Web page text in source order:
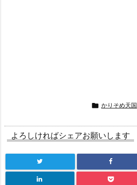
 かりそめ天国
よろしければシェアお願いします